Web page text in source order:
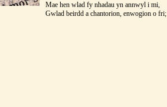
Mae hen wlad fy nhadau yn annwyl i mi,
Gwlad beirdd a chantorion, enwogion o fri;